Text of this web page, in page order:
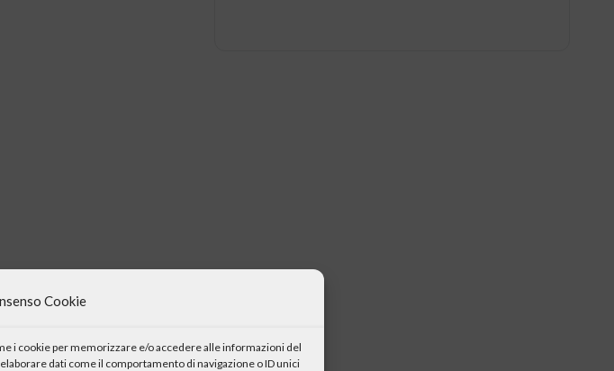
Cookie
i cookie per memorizzare e/o accedere alle informazioni del
dati come il comportamento di navigazione o ID unici
presenta lo spettacolo
per l’amicizia tra i popoli di
di Otello Cenci verrà riproposto